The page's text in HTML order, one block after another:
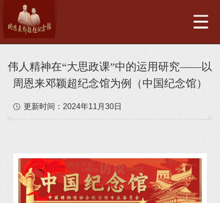
伟人精神在“大思政课”中的运用研究——以
周恩来邓颖超纪念馆为例（中国纪念馆）
更新时间： 2024年11月30日